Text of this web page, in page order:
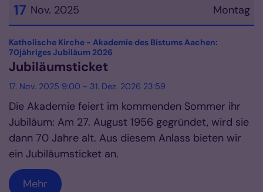
Montag
17 Nov. 2025
Datum: 17. November 2025
Katholische Kirche - Akademie des Bistums Aachen:
70jähriges Jubiläum 2026
Jubiläumsticket
17. Nov. 2025 9:00 - 31. Dez. 2026 23:59
Die Akademie feiert im kommenden Sommer ihr
Jubiläum: Am 27. August 1956 gegründet, wird sie
dann 70 Jahre alt. Aus diesem Anlass bieten wir
ein Jubiläumsticket an.
Mehr